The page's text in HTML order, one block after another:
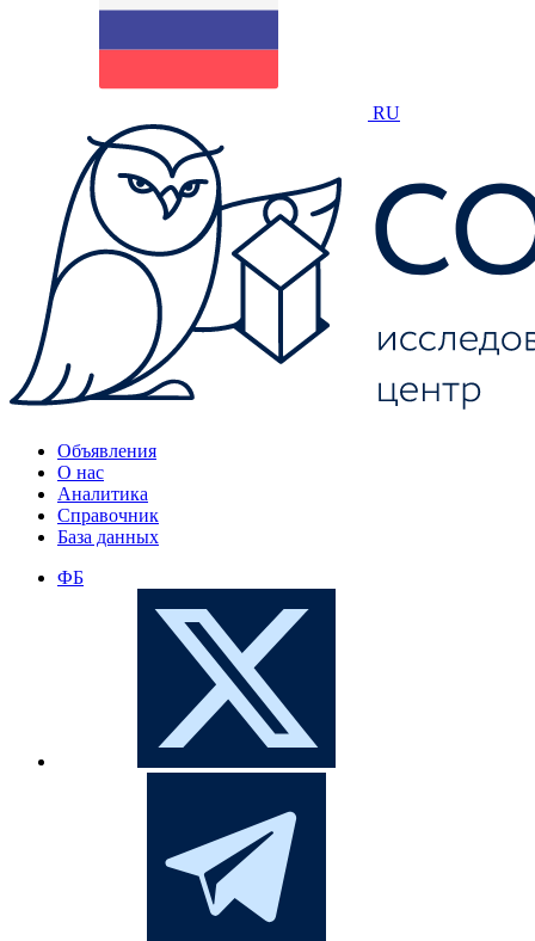
RU
Объявления
О нас
Аналитика
Справочник
База данных
ФБ